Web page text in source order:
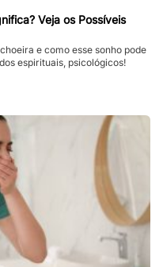
Veja os Possíveis
e como esse sonho pode
espirituais, psicológicos!